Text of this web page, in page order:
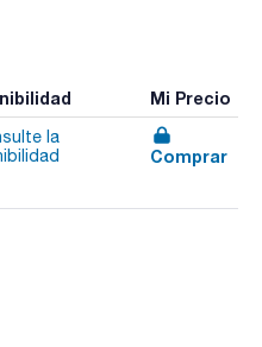
Mi Precio
la
Comprar